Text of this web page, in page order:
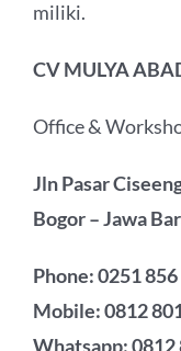
miliki.
CV MULYA
Office &
Jln Pasar
Bogor – Jawa
Phone: 0251
Mobile: 0812
Whatsapp: 0812